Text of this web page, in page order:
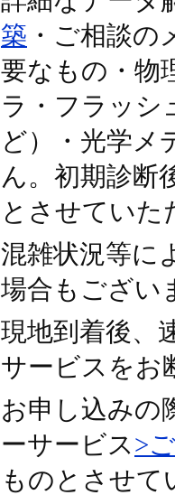
築 ・ご相談
要なもの・物
ラ・フラッシ
ど）・光学メ
ん。初期診断
とさせていた
混雑状況等に
場合もござい
現地到着後、
サービスをお
お申し込みの
ーサービス>
ものとさせて